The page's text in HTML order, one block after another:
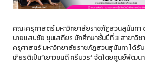
คณะครุศาสตร์ มหาวิทยาลัยราชภัฏสวนสุนันทา
นายแสนชัย ขุนเสถียร นักศึกษาชั้นปีที่ 3 สาขาวิช
ครุศาสตร์ มหาวิทยาลัยราชภัฏสวนสุนันทา ได้รั
เกียรติเป็น“เยาวชนดี ศรีบวร” จัดโดยศูนย์พัฒ